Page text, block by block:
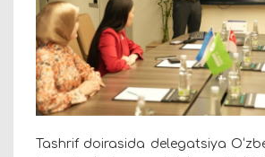
Tashrif doirasida delegatsiya